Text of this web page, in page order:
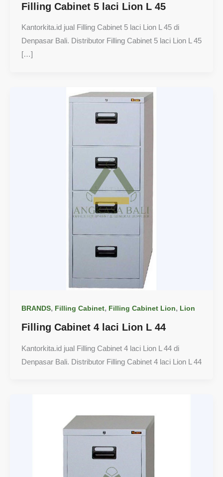
Filling Cabinet 5 laci Lion L 45
Kantorkita.id jual Filling Cabinet 5 laci Lion L 45 di
Denpasar Bali. Distributor Filling Cabinet 5 laci Lion L 45
[…]
BRANDS, Filling Cabinet, Filling Cabinet Lion, Lion
Filling Cabinet 4 laci Lion L 44
Kantorkita.id jual Filling Cabinet 4 laci Lion L 44 di
Denpasar Bali. Distributor Filling Cabinet 4 laci Lion L 44